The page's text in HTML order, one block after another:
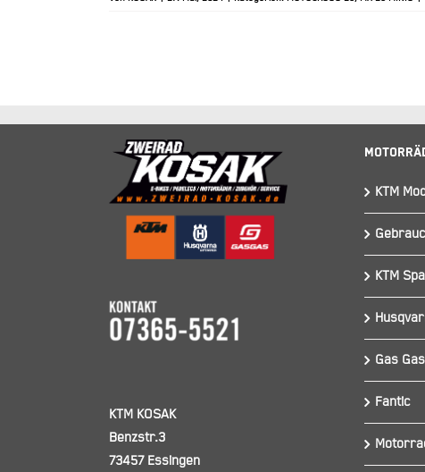
KTM KOSAK
Benzstr.3
73457 Essingen
KTM
KTM
Gas Gas
Fantic